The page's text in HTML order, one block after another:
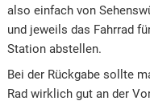
also einfach von
und jeweils das Fahrrad
Station abstellen.
Bei der Rückgabe sollte
Rad wirklich gut an der